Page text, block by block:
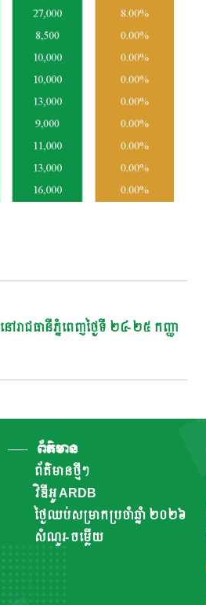
ាជធានីភ្នំពេញថ្ងៃទី ២៤-២៥ កញ្ញា
ព័ត៌មាន
ព័ត៌មានថ្មីៗ
វិឌីអូ ARDB
ថ្ងៃឈប់សម្រាកប្រចាំឆ្នាំ ២០២៦
សំណួរ-ចម្លើយ